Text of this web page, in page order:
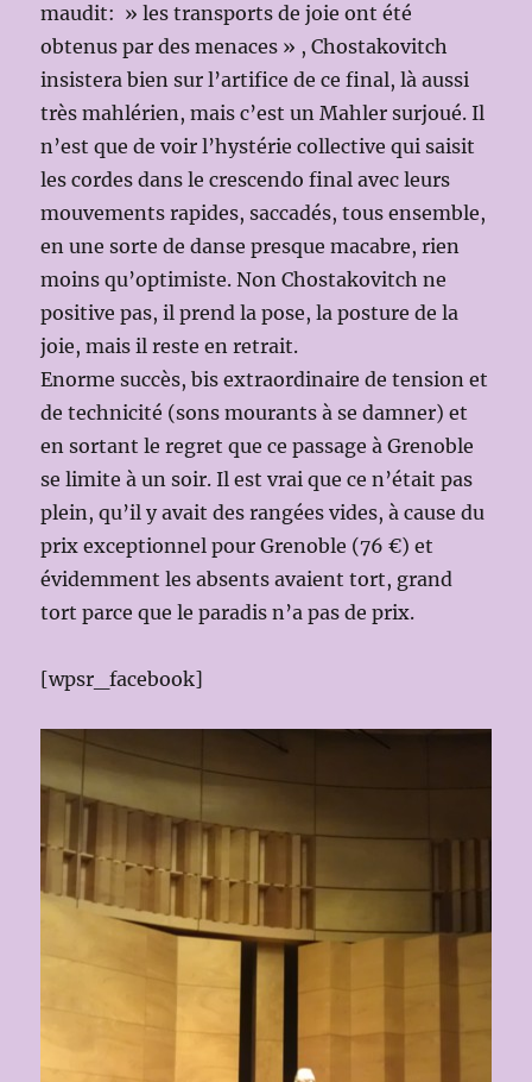
maudit: » les transports de joie ont été
obtenus par des menaces » , Chostakovitch
insistera bien sur l’artifice de ce final, là aussi
très mahlérien, mais c’est un Mahler surjoué. Il
n’est que de voir l’hystérie collective qui saisit
les cordes dans le crescendo final avec leurs
mouvements rapides, saccadés, tous ensemble,
en une sorte de danse presque macabre, rien
moins qu’optimiste. Non Chostakovitch ne
positive pas, il prend la pose, la posture de la
joie, mais il reste en retrait.
Enorme succès, bis extraordinaire de tension et
de technicité (sons mourants à se damner) et
en sortant le regret que ce passage à Grenoble
se limite à un soir. Il est vrai que ce n’était pas
plein, qu’il y avait des rangées vides, à cause du
prix exceptionnel pour Grenoble (76 €) et
évidemment les absents avaient tort, grand
tort parce que le paradis n’a pas de prix.
[wpsr_facebook]